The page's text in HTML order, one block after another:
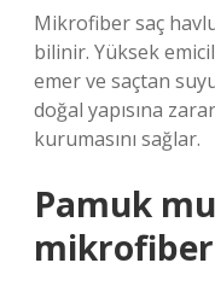
Mikrofiber saç
bilinir. Yüksek
emer ve saçtan
doğal yapısına
kurumasını sağlar.
Pamuk